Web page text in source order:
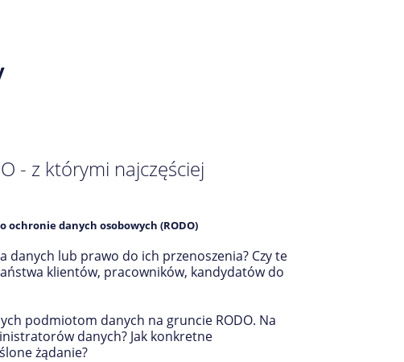
- z którymi najczęściej
ochronie danych osobowych (RODO)
danych lub prawo do ich przenoszenia? Czy te
klientów, pracowników, kandydatów do
podmiotom danych na gruncie RODO. Na
danych? Jak konkretne
żądanie?